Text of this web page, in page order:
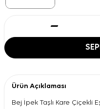
Ürün Açıklaması
Bej İpek Taşlı Kare Çiçekli